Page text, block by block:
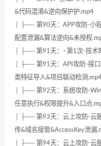
&代码混淆&逆向保护护.mp4
│ ├── 第90天：APP攻防-小
配置泄漏&算法逆向&未授权
│ ├── 第91天：–第1次-技术
│ ├── 第91天：API攻防-接
类特征导入&项目联动检测
│ ├── 第92天：系统攻防-
任意执行&权限提升&入口点
│ ├── 第93天：云上攻防-云
传&域名接管&AccessKey泄漏
│ ├── 第94天：云上攻防-云